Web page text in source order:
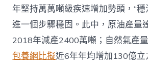
年堅持萬萬噸級疾速增加勢頭，“
進一個步驟穩固。此中，原油產量
2018年減產2400萬噸；自然氣產
包養網比擬近6年年均增加130億立